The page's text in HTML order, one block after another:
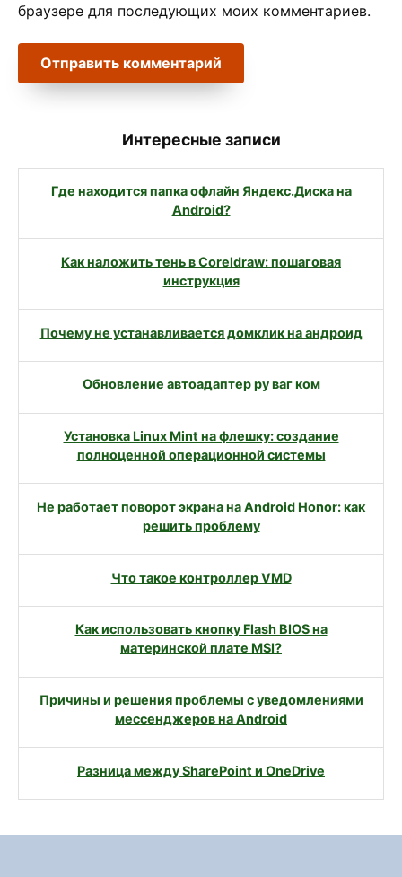
браузере для последующих моих комментариев.
Интересные записи
Где находится папка офлайн Яндекс.Диска на
Android?
Как наложить тень в Coreldraw: пошаговая
инструкция
Почему не устанавливается домклик на андроид
Обновление автоадаптер ру ваг ком
Установка Linux Mint на флешку: создание
полноценной операционной системы
Не работает поворот экрана на Android Honor: как
решить проблему
Что такое контроллер VMD
Как использовать кнопку Flash BIOS на
материнской плате MSI?
Причины и решения проблемы с уведомлениями
мессенджеров на Android
Разница между SharePoint и OneDrive